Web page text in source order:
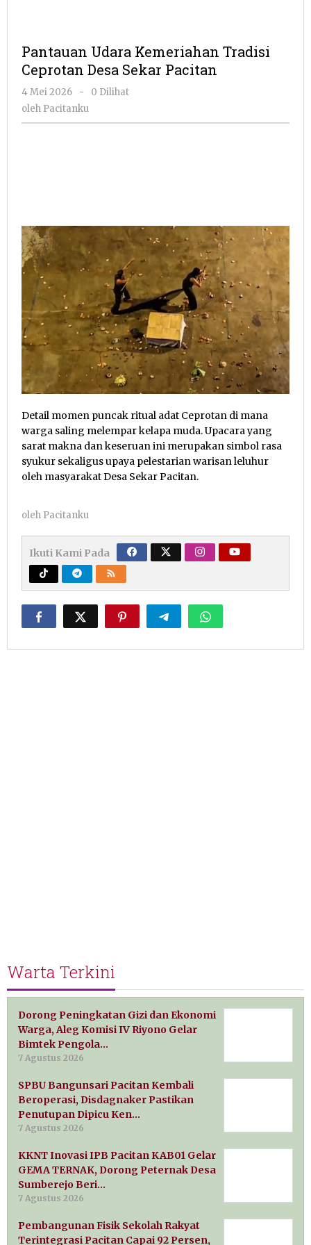
Pantauan Udara Kemeriahan Tradisi
Ceprotan Desa Sekar Pacitan
4 Mei 2026
oleh
Pacitanku
-
0 Dilihat
oleh Pacitanku
Detail momen puncak ritual adat Ceprotan di mana
warga saling melempar kelapa muda. Upacara yang
sarat makna dan keseruan ini merupakan simbol rasa
syukur sekaligus upaya pelestarian warisan leluhur
oleh masyarakat Desa Sekar Pacitan.
oleh Pacitanku
Ikuti Kami Pada
Warta Terkini
Dorong Peningkatan Gizi dan Ekonomi
Warga, Aleg Komisi IV Riyono Gelar
Bimtek Pengola…
7 Agustus 2026
SPBU Bangunsari Pacitan Kembali
Beroperasi, Disdagnaker Pastikan
Penutupan Dipicu Ken…
7 Agustus 2026
KKNT Inovasi IPB Pacitan KAB01 Gelar
GEMA TERNAK, Dorong Peternak Desa
Sumberejo Beri…
7 Agustus 2026
Pembangunan Fisik Sekolah Rakyat
Terintegrasi Pacitan Capai 92 Persen,